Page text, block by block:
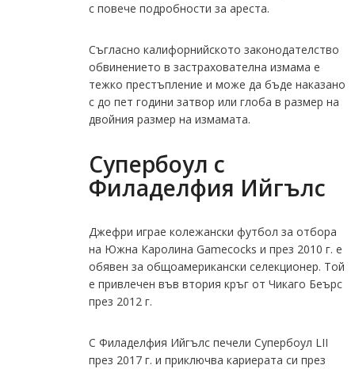
с повече подробности за ареста.
Съгласно калифорнийското законодателство
обвинението в застрахователна измама е
тежко престъпление и може да бъде наказано
с до пет години затвор или глоба в размер на
двойния размер на измамата.
Супербоул с
Филаделфия Ийгълс
Джефри играе колежански футбол за отбора
на Южна Каролина Gamecocks и през 2010 г. е
обявен за общоамерикански селекционер. Той
е привлечен във втория кръг от Чикаго Беърс
през 2012 г.
С Филаделфия Ийгълс печели Супербоул LII
през 2017 г. и приключва кариерата си през